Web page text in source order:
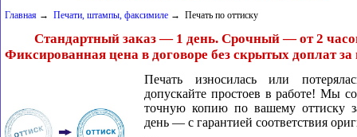
Главная → Печати, штампы, факсимиле → Печать по оттиску
Стандартный заказ — 1 день. Срочный — от 2
Фиксированная цена в договоре без скрытых доплат за
Печать износилась или
допускайте простоев в работе! Мы
точную копию по вашему оттиску
день — с гарантией соответствия